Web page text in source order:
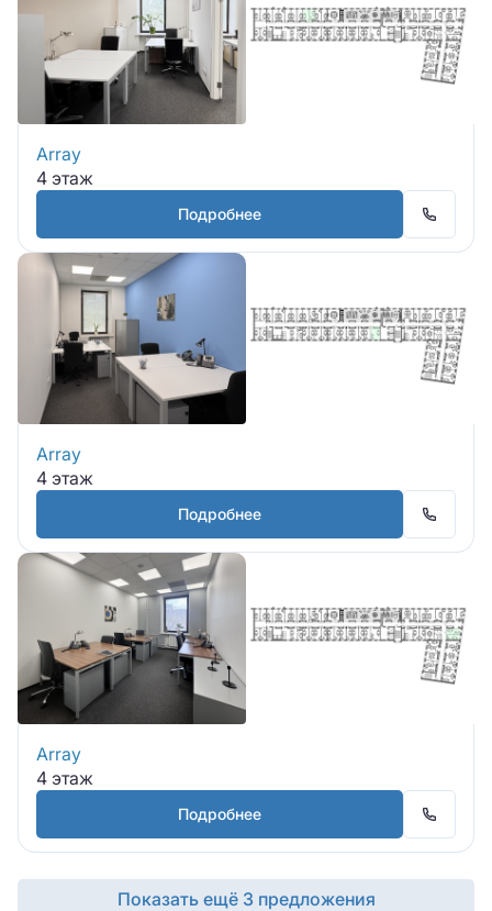
Array
4 этаж
Подробнее
Array
4 этаж
Подробнее
Array
4 этаж
Подробнее
Показать ещё 3 предложения